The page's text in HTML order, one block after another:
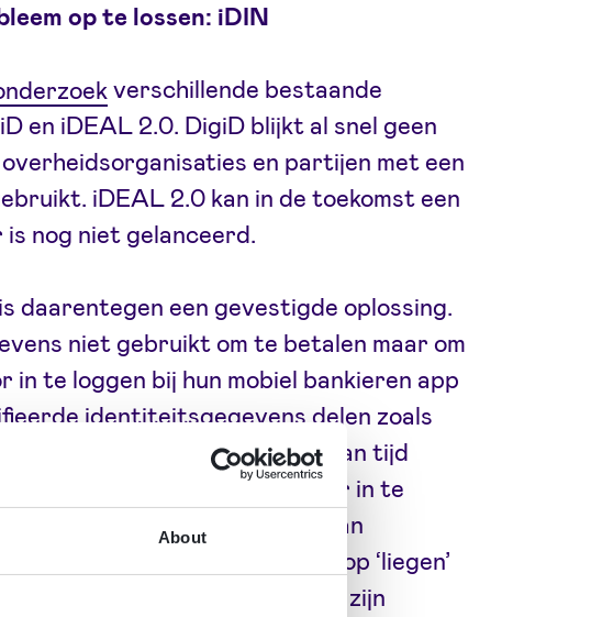
About
op te lossen: iDIN
verschillende bestaande
en iDEAL 2.0. DigiD blijkt al snel geen
en partijen met een
iDEAL 2.0 kan in de toekomst een
nog niet gelanceerd.
daarentegen een gevestigde oplossing.
niet gebruikt om te betalen maar om
in te loggen bij hun mobiel bankieren app
identiteitsgegevens delen zoals
eenvoudig en in een mum van tijd
gewend om op deze manier in te
Doordat iDIN gebruikmaakt van
vermindert het de kans op ‘liegen’
Nederlandse consumenten zijn